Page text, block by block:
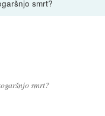
smrt?
smrt?